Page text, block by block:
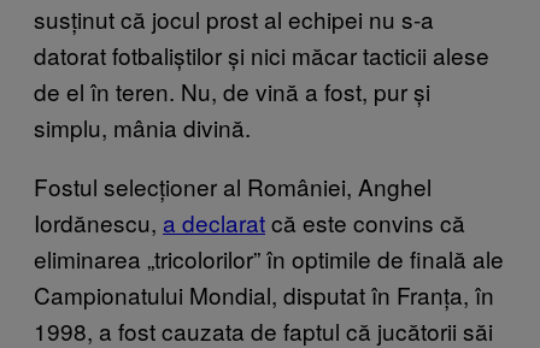
susținut că jocul prost al echipei nu s-a
datorat fotbaliștilor și nici măcar tacticii alese
de el în teren. Nu, de vină a fost, pur și
simplu, mânia divină.
Fostul selecționer al României, Anghel
Iordănescu, a declaratcă este convins că
eliminarea „tricolorilor” în optimile de finală ale
Campionatului Mondial, disputat în Franța, în
1998, a fost cauzata de faptul că jucătorii săi